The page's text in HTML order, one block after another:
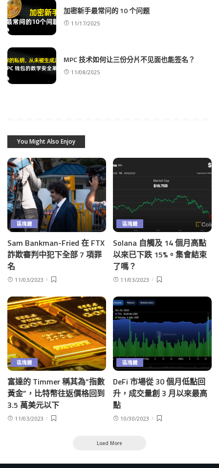
加密新手最常问的 10 个问题
11/17/2025
MPC 技术如何让三份分片不见面也能签名？
11/08/2025
You Might Also Enjoy
區塊鏈
Sam Bankman-Fried 在 FTX
詐欺審判中犯下全部 7 項罪
名
11/03/2023
區塊鏈
Solana 自觸及 14 個月高點
以來已下跌 15%。集會結束
了嗎？
11/03/2023
區塊鏈
富達的 Timmer 稱其為“指數
黃金”，比特幣往返價格回到
3.5 萬美元以下
11/03/2023
區塊鏈
DeFi 市場從 30 個月低點回
升，成交量創 3 月以來最高
點
10/30/2023
Load More